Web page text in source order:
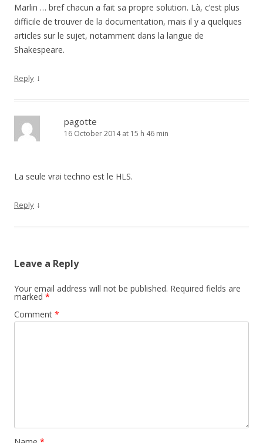
Marlin … bref chacun a fait sa propre solution. Là, c’est plus
difficile de trouver de la documentation, mais il y a quelques
articles sur le sujet, notamment dans la langue de
Shakespeare.
Reply ↓
pagotte
16 October 2014 at 15 h 46 min
La seule vrai techno est le HLS.
Reply ↓
Leave a Reply
Your email address will not be published. Required fields are
marked *
Comment *